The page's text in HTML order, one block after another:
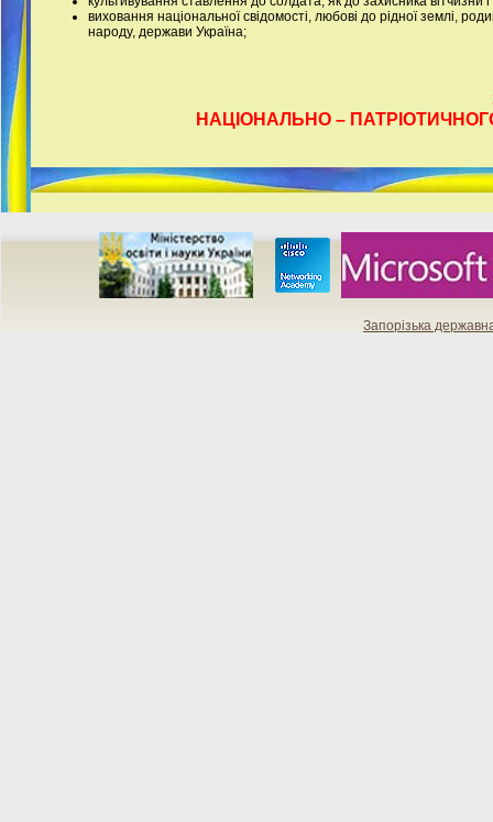
виховання національної свідомості, любові до рідної землі,
народу, держави Україна;
НАЦІОНАЛЬНО –
Запорізька